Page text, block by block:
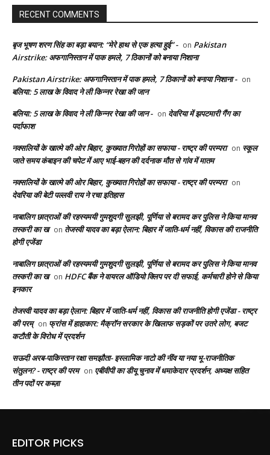
RECENT COMMENTS
बृज भूषण शरण सिंह का बड़ा बयान: “मेरे हाथ से एक हत्या हुई” - on Pakistan
Airstrike: अफगानिस्तान में पाक हमले, 7 ठिकानों को बनाया निशाना
Pakistan Airstrike: अफगानिस्तान में पाक हमले, 7 ठिकानों को बनाया निशाना - on
बलिया: 5 लाख के विवाद ने ली किन्नर रेखा की जान
बलिया: 5 लाख के विवाद ने ली किन्नर रेखा की जान - on देवरिया में झपटमारी गैंग का
पर्दाफाश
नक्सलियों के खात्मे की ओर बिहार, कुख्यात गिरोहों का सफाया - राष्ट्र की परम्परा on स्कूल
जाते समय कंबाइन की चपेट में आए भाई-बहन की दर्दनाक मौत से गांव में मातम
नक्सलियों के खात्मे की ओर बिहार, कुख्यात गिरोहों का सफाया - राष्ट्र की परम्परा on
देवरिया की बेटी पल्लवी राय ने रचा इतिहास
नाबालिग छात्राओं की रहस्यमयी गुमशुदगी सुलझी, पूर्णिया से बरामद कर पुलिस ने किया मानव
तस्करी का ख on तेजस्वी यादव का बड़ा ऐलान: बिहार में जाति-धर्म नहीं, विकास की राजनीति
होगी एजेंडा
नाबालिग छात्राओं की रहस्यमयी गुमशुदगी सुलझी, पूर्णिया से बरामद कर पुलिस ने किया मानव
तस्करी का ख on HDFC बैंक ने वायरल ऑडियो क्लिप पर दी सफाई, कर्मचारी होने से किया
इनकार
तेजस्वी यादव का बड़ा ऐलान: बिहार में जाति-धर्म नहीं, विकास की राजनीति होगी एजेंडा - राष्ट्र
की परम् on फ्रांस में हाहाकार: मैक्रॉन सरकार के खिलाफ सड़कों पर उतरे लोग, बजट
कटौती के विरोध में प्रदर्शन
सऊदी अरब-पाकिस्तान रक्षा समझौता- इस्लामिक नाटो की नींव या नया भू-राजनीतिक
संतुलन? - राष्ट्र की परम on एबीवीपी का डीयू चुनाव में धमाकेदार प्रदर्शन, अध्यक्ष सहित
तीन पदों पर कब्ज़ा
EDITOR PICKS